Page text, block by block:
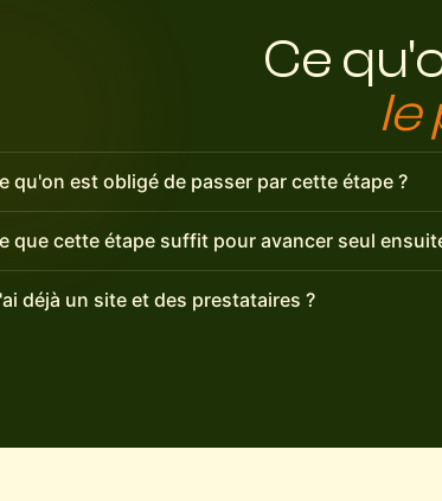
Ce
le
qu'on est obligé de passer par cette étape ?
que cette étape suffit pour avancer seul
déjà un site et des prestataires ?